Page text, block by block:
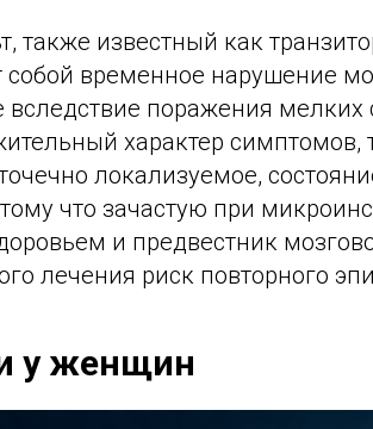
также известный как
собой временное нарушение
поражения мелких
характер симптомов,
локализуемое,
что зачастую при
и предвестник
лечения риск повторного
у женщин